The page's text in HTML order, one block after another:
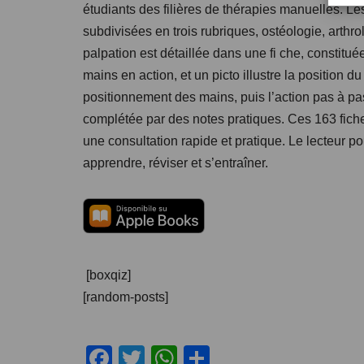
étudiants des filières de thérapies manuelles.
subdivisées en trois rubriques, ostéologie,
palpation est détaillée dans une fi che,
mains en action, et un picto illustre la position
positionnement des mains, puis l’action pas à
complétée par des notes pratiques. Ces 163
une consultation rapide et pratique. Le lecteur
apprendre, réviser et s’entraîner.
[boxqiz]
[random-posts]
F
T
W